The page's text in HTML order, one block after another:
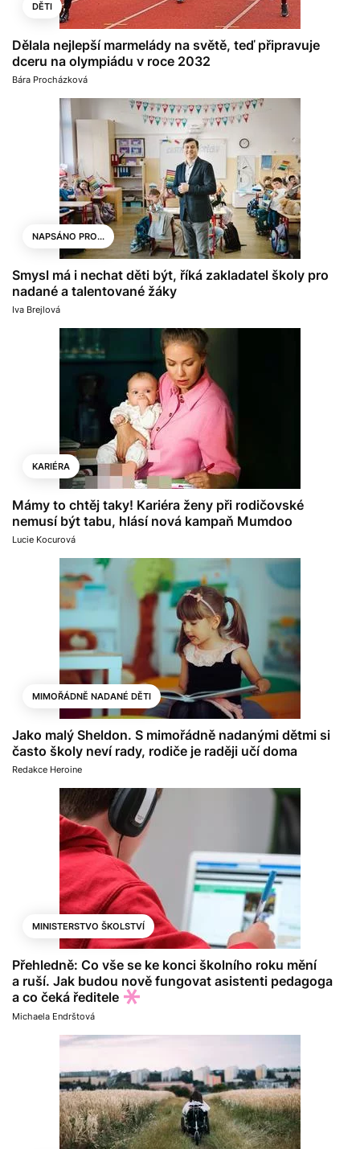
DĚTI
Dělala nejlepší marmelády na světě, teď připravuje
dceru na olympiádu v roce 2032
Bára Procházková
NAPSÁNO PRO...
Smysl má i nechat děti být, říká zakladatel školy pro
nadané a talentované žáky
Iva Brejlová
KARIÉRA
Mámy to chtěj taky! Kariéra ženy při rodičovské
nemusí být tabu, hlásí nová kampaň Mumdoo
Lucie Kocurová
MIMOŘÁDNĚ NADANÉ DĚTI
Jako malý Sheldon. S mimořádně nadanými dětmi si
často školy neví rady, rodiče je raději učí doma
Redakce Heroine
MINISTERSTVO ŠKOLSTVÍ
Přehledně: Co vše se ke konci školního roku mění
a ruší. Jak budou nově fungovat asistenti pedagoga
a co čeká ředitele
Michaela Endrštová